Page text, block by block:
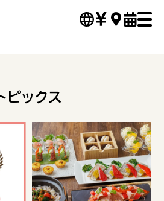
ピックス